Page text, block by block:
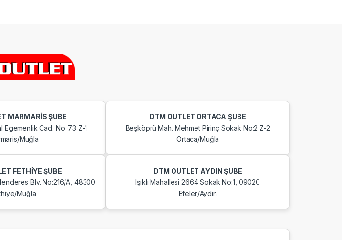
MARMARİS ŞUBE
Egemenlik Cad. No: 73 Z-1
Muğla
DTM OUTLET ORTACA ŞUBE
Beşköprü Mah. Mehmet Pirinç Sokak No:2 Z-2
Ortaca/Muğla
FETHİYE ŞUBE
Blv. No:216/A, 48300
Muğla
DTM OUTLET AYDIN ŞUBE
Işıklı Mahallesi 2664 Sokak No:1, 09020
Efeler/Aydın